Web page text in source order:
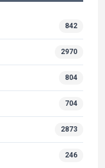
842
2970
804
704
2873
246